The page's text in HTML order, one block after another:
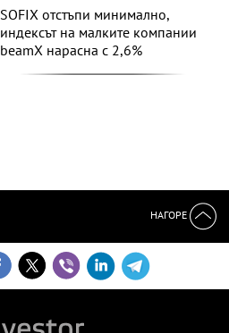
SOFIX отстъпи минимално,
индексът на малките компании
beamX нарасна с 2,6%
НАГОРЕ